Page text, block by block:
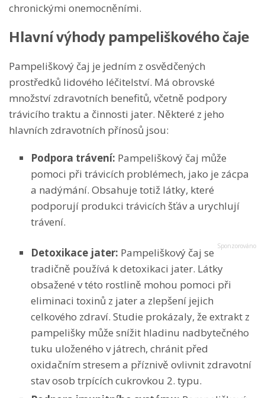
chronickými onemocněními.
Hlavní výhody pampeliškového čaje
Pampeliškový čaj je jedním z osvědčených
prostředků lidového léčitelství. Má obrovské
množství zdravotních benefitů, včetně podpory
trávicího traktu a činnosti jater. Některé z jeho
hlavních zdravotních přínosů jsou:
Podpora trávení: Pampeliškový čaj může
pomoci při trávicích problémech, jako je zácpa
a nadýmání. Obsahuje totiž látky, které
podporují produkci trávicích šťáv a urychlují
trávení.
Detoxikace jater: Pampeliškový čaj se
tradičně používá k detoxikaci jater. Látky
obsažené v této rostlině mohou pomoci při
eliminaci toxinů z jater a zlepšení jejich
celkového zdraví. Studie prokázaly, že extrakt z
pampelišky může snížit hladinu nadbytečného
tuku uloženého v játrech, chránit před
oxidačním stresem a příznivě ovlivnit zdravotní
stav osob trpících cukrovkou 2. typu.